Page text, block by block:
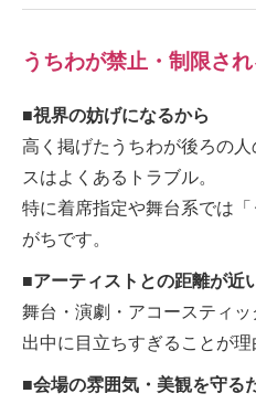
うちわが禁止・制限さ
■視界の妨げになるから
高く掲げたうちわが後ろの
スはよくあるトラブル。
特に着席指定や舞台系では
がちです。
■アーティストとの距離が近
舞台・演劇・アコースティ
出中に目立ちすぎることが理
■会場の雰囲気・美観を守る